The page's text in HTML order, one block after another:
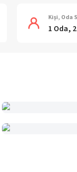
Kişi, Oda
1 Oda,